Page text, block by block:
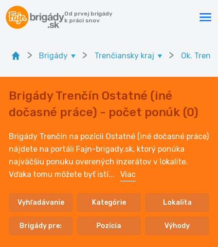
Od prvej brigády
k práci snov
> Brigády > Trenčiansky kraj > Ok.
Brigády Trenčín Ostatné (iné
dočasné práce) - počet ponúk (0)
Brigády Trenčín na pozícii Ostatné (iné dočasné práce)
nájdete na portáli Fajn-brigady.sk, ktorý ponúka
najväčšiu ponuku overených inzerátov v lokalite.
Vďaka tomu môžete byť istí... Viac
Vyhľadávanie Kategórie Lokalita
Brigády pre: Pozícia Výhody